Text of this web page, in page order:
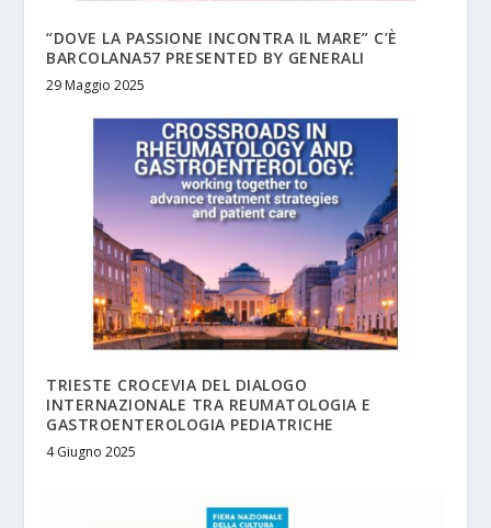
“DOVE LA PASSIONE INCONTRA IL MARE” C’È
BARCOLANA57 PRESENTED BY GENERALI
29 Maggio 2025
TRIESTE CROCEVIA DEL DIALOGO
INTERNAZIONALE TRA REUMATOLOGIA E
GASTROENTEROLOGIA PEDIATRICHE
4 Giugno 2025